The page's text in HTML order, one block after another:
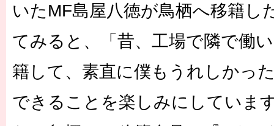
いたMF島屋八徳が鳥栖へ移籍し
てみると、「昔、工場で隣で働
籍して、素直に僕もうれしかっ
できることを楽しみにしていま